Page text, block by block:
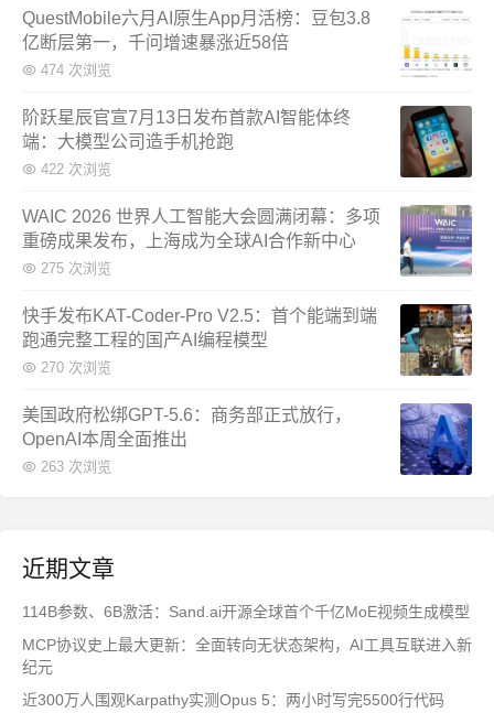
QuestMobile六月AI原生App月活榜：豆包3.8
亿断层第一，千问增速暴涨近58倍
474 次浏览
阶跃星辰官宣7月13日发布首款AI智能体终
端：大模型公司造手机抢跑
422 次浏览
WAIC 2026 世界人工智能大会圆满闭幕：多项
重磅成果发布，上海成为全球AI合作新中心
275 次浏览
快手发布KAT-Coder-Pro V2.5：首个能端到端
跑通完整工程的国产AI编程模型
270 次浏览
美国政府松绑GPT-5.6：商务部正式放行，
OpenAI本周全面推出
263 次浏览
近期文章
114B参数、6B激活：Sand.ai开源全球首个千亿MoE视频生成模型
MCP协议史上最大更新：全面转向无状态架构，AI工具互联进入新
纪元
近300万人围观Karpathy实测Opus 5：两小时写完5500行代码